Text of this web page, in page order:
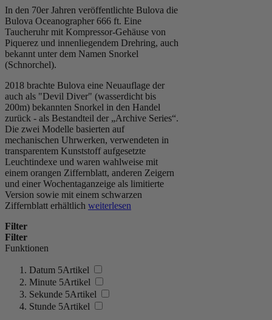
In den 70er Jahren veröffentlichte Bulova die
Bulova Oceanographer 666 ft. Eine
Taucheruhr mit Kompressor-Gehäuse von
Piquerez und innenliegendem Drehring, auch
bekannt unter dem Namen Snorkel
(Schnorchel).
2018 brachte Bulova eine Neuauflage der
auch als "Devil Diver" (wasserdicht bis
200m) bekannten Snorkel in den Handel
zurück - als Bestandteil der „Archive Series“.
Die zwei Modelle basierten auf
mechanischen Uhrwerken, verwendeten in
transparentem Kunststoff aufgesetzte
Leuchtindexe und waren wahlweise mit
einem orangen Ziffernblatt, anderen Zeigern
und einer Wochentaganzeige als limitierte
Version sowie mit einem schwarzen
Ziffernblatt erhältlich weiterlesen
Filter
Filter
Funktionen
Datum 5Artikel
Minute 5Artikel
Sekunde 5Artikel
Stunde 5Artikel